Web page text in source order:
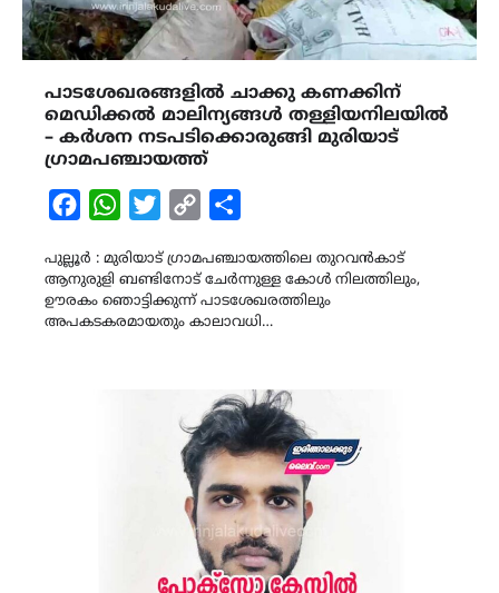
പാടശേഖരങ്ങളിൽ ചാക്കു കണക്കിന്
മെഡിക്കൽ മാലിന്യങ്ങൾ തള്ളിയനിലയിൽ
– കർശന നടപടിക്കൊരുങ്ങി മുരിയാട്
ഗ്രാമപഞ്ചായത്ത്
FacebookWhatsAppTwitterCopy
പുല്ലൂർ : മുരിയാട് ഗ്രാമപഞ്ചായത്തിലെ തുറവൻകാട്
ആനുരുളി ബണ്ടിനോട് ചേർന്നുള്ള കോൾ നിലത്തിലും,
ഊരകം ഞൊട്ടിക്കുന്ന് പാടശേഖരത്തിലും
അപകടകരമായതും കാലാവധി…